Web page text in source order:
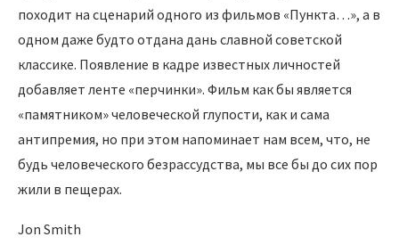
походит на сценарий одного из фильмов «Пункта…», а в
одном даже будто отдана дань славной советской
классике. Появление в кадре известных личностей
добавляет ленте «перчинки». Фильм как бы является
«памятником» человеческой глупости, как и сама
антипремия, но при этом напоминает нам всем, что, не
будь человеческого безрассудства, мы все бы до сих пор
жили в пещерах.
Jon Smith